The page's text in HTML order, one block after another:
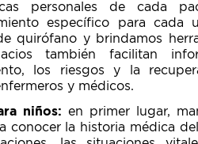
personales de cada
específico para cada
quirófano y brindamos
también facilitan
los riesgos y la
y médicos.
niños: en primer lugar,
conocer la historia médica